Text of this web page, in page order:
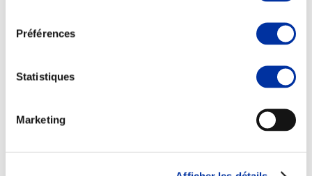
Préférences
Statistiques
Marketing
Partenaire Climat